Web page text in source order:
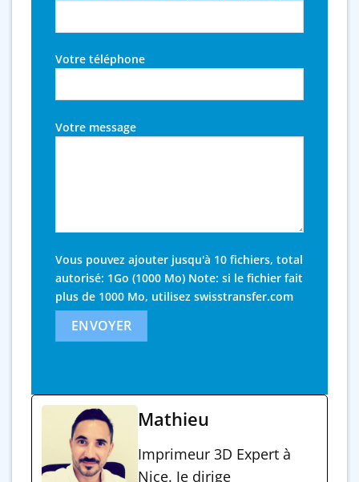
Votre téléphone
Votre message
Vous pouvez ajouter jusqu'à 10 fichiers, total
autorisé: 1Go (1000 Mo) Note: si le fichier fait
plus de 1000 Mo, utilisez swisstransfer.com
Mathieu
Imprimeur 3D Expert à
Nice. Je dirige